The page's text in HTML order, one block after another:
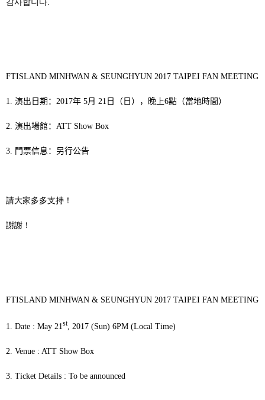
감사합니다.
FTISLAND MINHWAN & SEUNGHYUN 2017 TAIPEI FAN MEETING
1. 演出日期： 2017年 5月 21 日（日），晚上6點（當地時間）
2. 演出場館： ATT Show Box
3. 門票信息：另行公告
請大家多多支持！
謝謝！
FTISLAND MINHWAN & SEUNGHYUN 2017 TAIPEI FAN MEETING
1. Date : May 21st, 2017 (Sun) 6PM (Local Time)
2. Venue : ATT Show Box
3. Ticket Details : To be announced